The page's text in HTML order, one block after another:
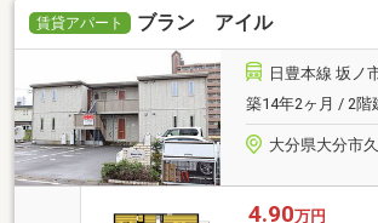
賃貸アパート ブラン アイル
日豊本線 坂ノ
築14年2ヶ月 / 2階
大分県大分市
4.90万円